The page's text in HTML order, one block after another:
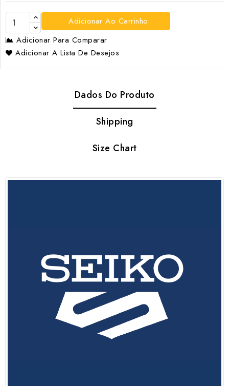
Adicionar Ao Carrinho
Adicionar Para Comparar
Adicionar A Lista De Desejos
Dados Do Produto
Shipping
Size Chart